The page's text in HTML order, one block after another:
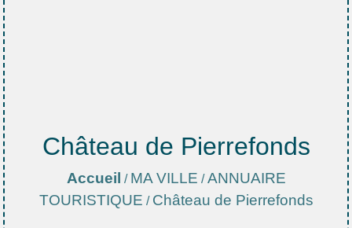
Château de Pierrefonds
Accueil / MA VILLE /ANNUAIRE
TOURISTIQUE / Château de Pierrefonds